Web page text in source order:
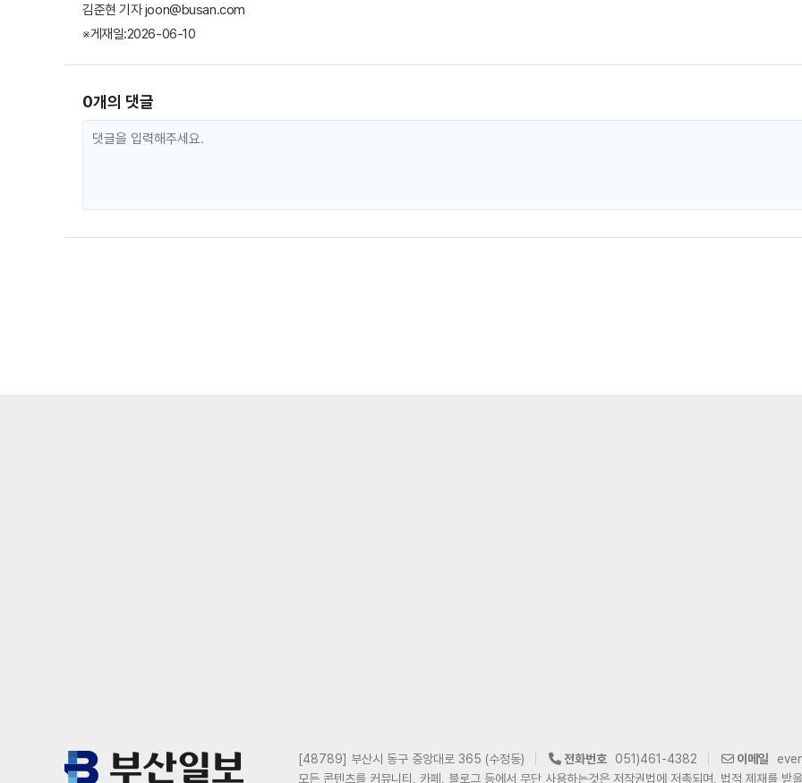
김준현 기자 joon@busan.com
※게재일:2026-06-10
0개의 댓글
[48789] 부산시 동구 중앙대로 365 (수정동) 전화번호 051)461-4382 이메일
모든 콘텐츠를 커뮤니티, 카페, 블로그 등에서 무단 사용하는것은 저작권법에 저촉되며, 법적 제재를 받